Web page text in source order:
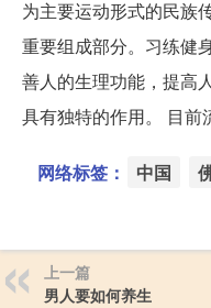
为主要运动形式的民族
重要组成部分。习练健
善人的生理功能，提高
具有独特的作用。 目前
网络标签： 中国
上一篇
男人要如何养生